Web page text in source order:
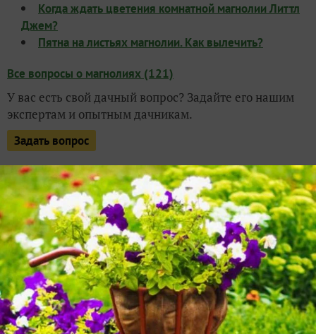
Когда ждать цветения комнатной магнолии Литтл
Джем?
Пятна на листьях магнолии. Как вылечить?
Все вопросы о магнолиях (121)
У вас есть свой дачный вопрос? Задайте его нашим
экспертам и опытным дачникам.
Задать вопрос
ВОПРОС РАЗМЕЩЕН В РАЗДЕЛАХ: ВОПРОСЫ,МАГНОЛИИ,УКРЫТИЕ,ВЕСНА
1комментарий 1спасибо за вопрос
в избранное 1072просмотра
Автор вопроса:
Sury